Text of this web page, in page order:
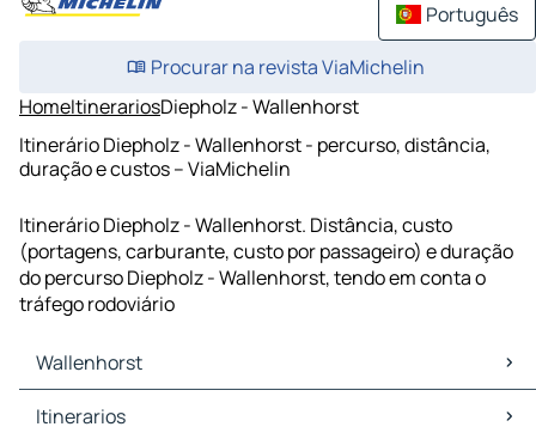
Português
Procurar na revista ViaMichelin
HomeItinerariosDiepholz - Wallenhorst
Itinerário Diepholz - Wallenhorst - percurso, distância,
duração e custos – ViaMichelin
Itinerário Diepholz - Wallenhorst. Distância, custo
(portagens, carburante, custo por passageiro) e duração
do percurso Diepholz - Wallenhorst, tendo em conta o
tráfego rodoviário
Wallenhorst
Wallenhorst Mapas Plantas
Itinerarios